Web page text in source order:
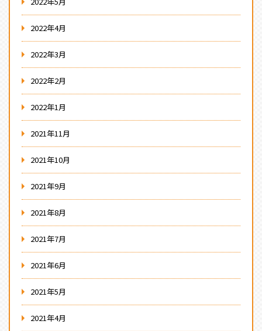
2022年4月
2022年3月
2022年2月
2022年1月
2021年11月
2021年10月
2021年9月
2021年8月
2021年7月
2021年6月
2021年5月
2021年4月